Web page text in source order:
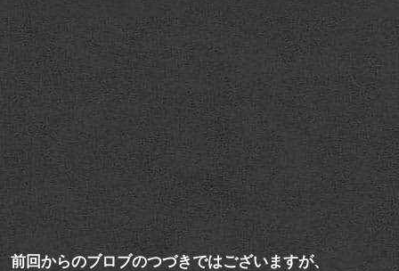
前回からのブロブのつづきではございますが、